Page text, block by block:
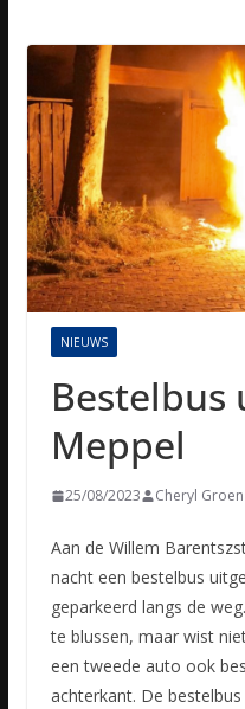
NIEUWS
Bestelbus
Meppel
25/08/2023 Cheryl Groen
Aan de Willem
nacht een bestelbus
geparkeerd langs de
te blussen, maar wist
een tweede auto ook
achterkant. De